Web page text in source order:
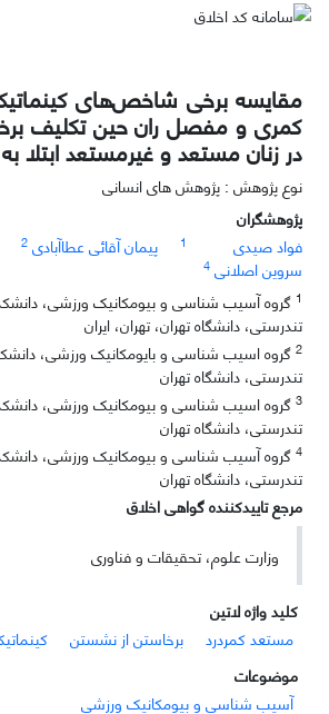
مقایسه برخی شاخص‌های
کمری و مفصل ران حین تکلیف
در زنان مستعد و غیرمستعد ابتلا
نوع پژوهش : پژوهش های انسانی
پژوهشگران
فواد صیدی
1 پیمان آقائی عطاآبادی 2
سروین اصلانی 4
1 گروه آسیب شناسی و بیومکانیک ورزشی،
تندرستی، دانشگاه تهران، تهران، ایران
2 گروه اسیب شناسی و بایومکانیک ورزشی،
تندرستی، دانشگاه تهران
3 گروه اسیب شناسی و بیومکانیک ورزشی،
تندرستی، دانشگاه تهران
4 گروه آسیب شناسی و بیومکانیک ورزشی،
تندرستی، دانشگاه تهران
مرجع تاییدکننده گواهی اخلاق
وزارت علوم، تحقیقات و فناوری
کلید واژه لاتین
مستعد کمردرد
برخاستن از نشستن
موضوعات
آسیب شناسی و بیومکانیک ورزشی